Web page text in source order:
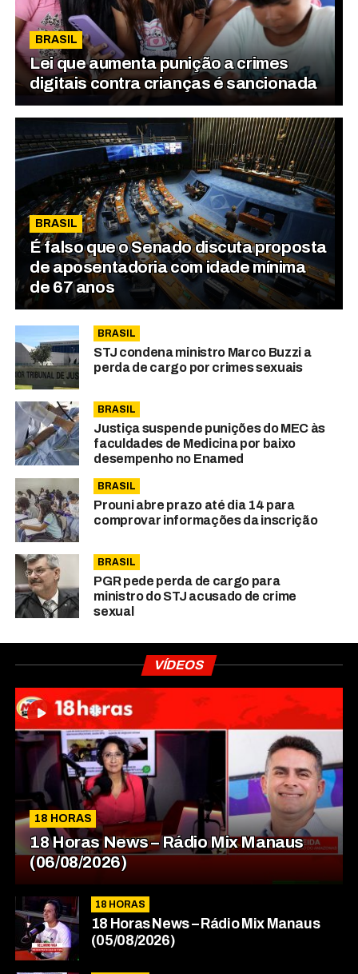
BRASIL
Lei que aumenta punição a crimes
digitais contra crianças é sancionada
BRASIL
É falso que o Senado discuta proposta
de aposentadoria com idade mínima
de 67 anos
BRASIL
STJ condena ministro Marco Buzzi a
perda de cargo por crimes sexuais
BRASIL
Justiça suspende punições do MEC às
faculdades de Medicina por baixo
desempenho no Enamed
BRASIL
Prouni abre prazo até dia 14 para
comprovar informações da inscrição
BRASIL
PGR pede perda de cargo para
ministro do STJ acusado de crime
sexual
VÍDEOS
18 HORAS
18 Horas News​​​​​​​​​​​​ – Rádio Mix Manaus
(06/08/2026)
18 HORAS
18 Horas News​​​​​​​​​​​​ – Rádio Mix Manaus
(05/08/2026)